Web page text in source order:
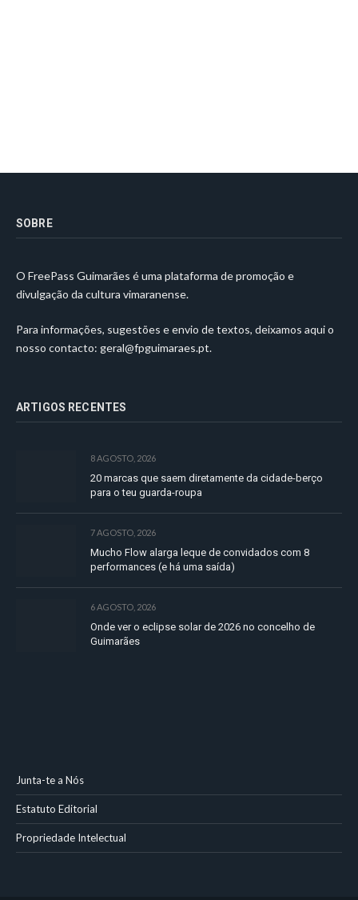
SOBRE
O FreePass Guimarães é uma plataforma de promoção e
divulgação da cultura vimaranense.
Para informações, sugestões e envio de textos, deixamos aqui o
nosso contacto: geral@fpguimaraes.pt.
ARTIGOS RECENTES
8 AGOSTO, 2026
20 marcas que saem diretamente da cidade-berço
para o teu guarda-roupa
7 AGOSTO, 2026
Mucho Flow alarga leque de convidados com 8
performances (e há uma saída)
6 AGOSTO, 2026
Onde ver o eclipse solar de 2026 no concelho de
Guimarães
Junta-te a Nós
Estatuto Editorial
Propriedade Intelectual